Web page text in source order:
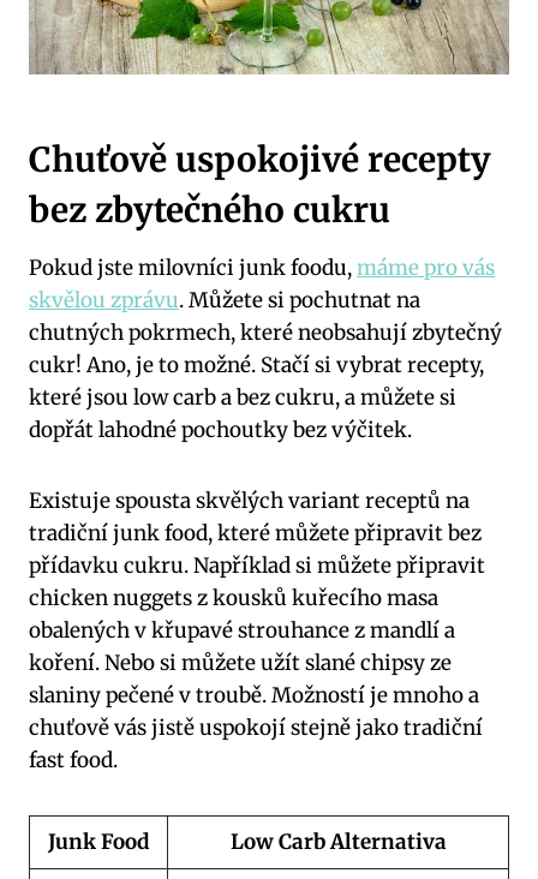
Chuťově uspokojivé recepty
bez zbytečného cukru
Pokud jste milovníci junk foodu,máme pro vás
skvělou zprávu. Můžete si pochutnat na
chutných pokrmech, které neobsahují zbytečný
cukr! Ano, je to možné. Stačí si vybrat recepty,
které jsou low carb a bez cukru, a můžete si
dopřát lahodné pochoutky bez výčitek.
Existuje spousta skvělých variant receptů na
tradiční junk food, které můžete připravit bez
přídavku cukru. Například si můžete připravit
chicken nuggets z kousků kuřecího masa
obalených v křupavé strouhance z mandlí a
koření. Nebo si můžete užít slané chipsy ze
slaniny pečené v troubě. Možností je mnoho a
chuťově vás jistě uspokojí stejně jako tradiční
fast food.
Junk Food
Low Carb Alternativa